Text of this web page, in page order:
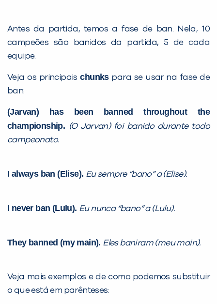
Antes da partida, temos a fase de ban. Nela, 10
campeões são banidos da partida, 5 de cada
equipe.
Veja os principaischunkspara se usar na fase de
ban:
(Jarvan) has been banned throughout the
championship. (O Jarvan) foi banido durante todo
campeonato.
I always ban (Elise). Eu sempre “bano” a (Elise).
I never ban (Lulu). Eu nunca “bano” a (Lulu).
They banned (my main). Eles baniram (meu main).
Veja mais exemplos e de como podemos substituir
o que está em parênteses: